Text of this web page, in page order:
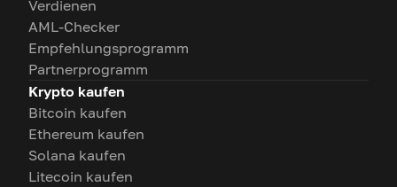
Verdienen
AML-Checker
Empfehlungsprogramm
Partnerprogramm
Krypto kaufen
Bitcoin kaufen
Ethereum kaufen
Solana kaufen
Litecoin kaufen